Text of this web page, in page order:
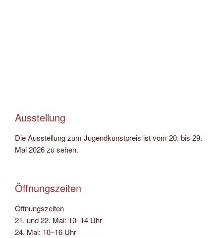
Ausstellung
Die Ausstellung zum Jugendkunstpreis ist vom 20. bis 29.
Mai 2026 zu sehen.
Öffnungszeiten
Öffnungszeiten
21. und 22. Mai: 10–14 Uhr
24. Mai: 10–16 Uhr